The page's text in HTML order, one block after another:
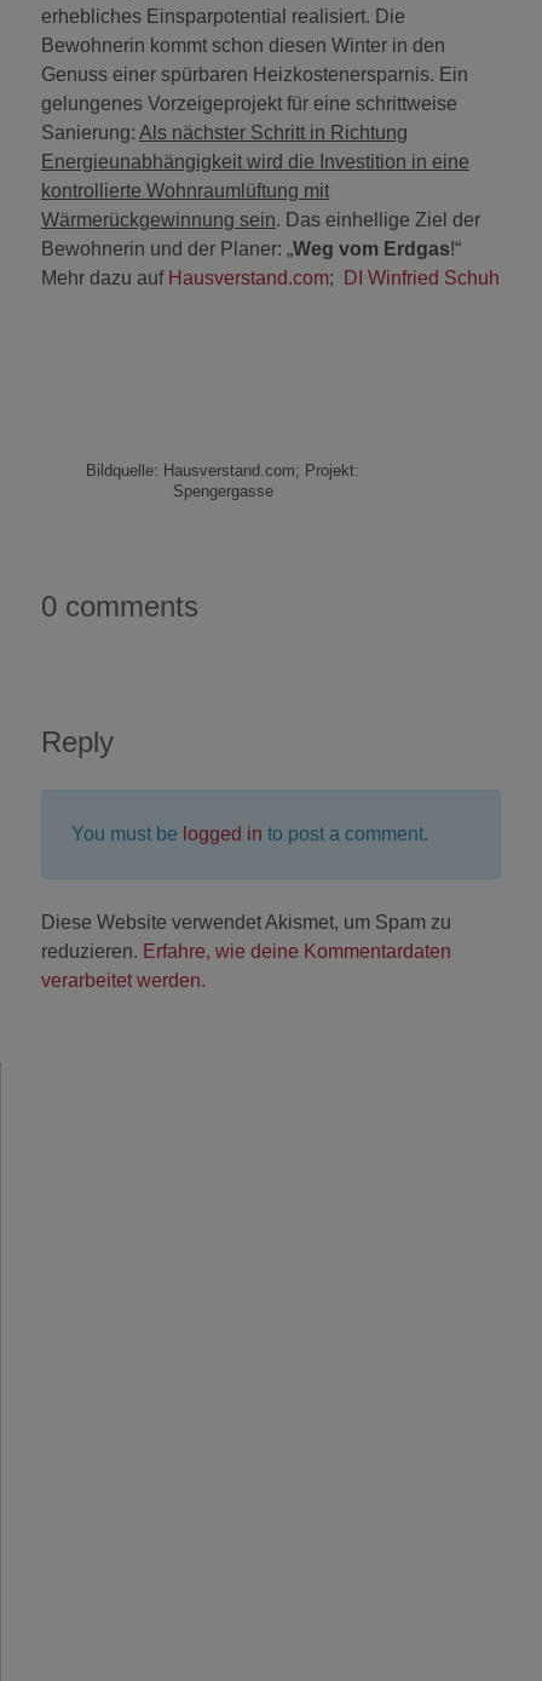
erhebliches Einsparpotential realisiert. Die
Bewohnerin kommt schon diesen Winter in den
Genuss einer spürbaren Heizkostenersparnis. Ein
gelungenes Vorzeigeprojekt für eine schrittweise
Sanierung: Als nächster Schritt in Richtung
Energieunabhängigkeit wird die Investition in eine
kontrollierte Wohnraumlüftung mit
Wärmerückgewinnung sein. Das einhellige Ziel der
Bewohnerin und der Planer: „Weg vom Erdgas!“
Mehr dazu auf Hausverstand.com; DI Winfried Schuh
Bildquelle: Hausverstand.com; Projekt:
Spengergasse
0 comments
Reply
You must be logged in to post a comment.
Diese Website verwendet Akismet, um Spam zu
reduzieren. Erfahre, wie deine Kommentardaten
verarbeitet werden.